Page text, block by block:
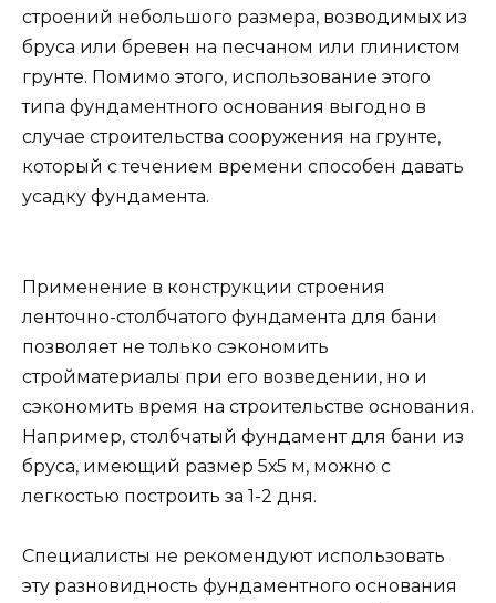
строений небольшого размера, возводимых из
бруса или бревен на песчаном или глинистом
грунте. Помимо этого, использование этого
типа фундаментного основания выгодно в
случае строительства сооружения на грунте,
который с течением времени способен давать
усадку фундамента.
Применение в конструкции строения
ленточно-столбчатого фундамента для бани
позволяет не только сэкономить
стройматериалы при его возведении, но и
сэкономить время на строительстве основания.
Например, столбчатый фундамент для бани из
бруса, имеющий размер 5х5 м, можно с
легкостью построить за 1-2 дня.
Специалисты не рекомендуют использовать
эту разновидность фундаментного основания